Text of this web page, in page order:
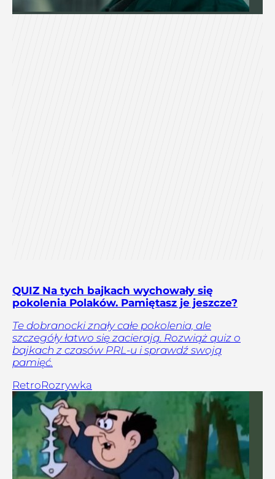
QUIZ Na tych bajkach wychowały się
pokolenia Polaków. Pamiętasz je jeszcze?
Te dobranocki znały całe pokolenia, ale
szczegóły łatwo się zacierają. Rozwiąż quiz o
bajkach z czasów PRL-u i sprawdź swoją
pamięć.
RetroRozrywka